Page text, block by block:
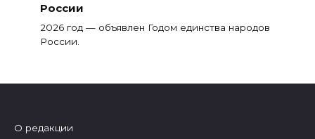
России
2026 год — объявлен Годом единства народов
России.
О редакции